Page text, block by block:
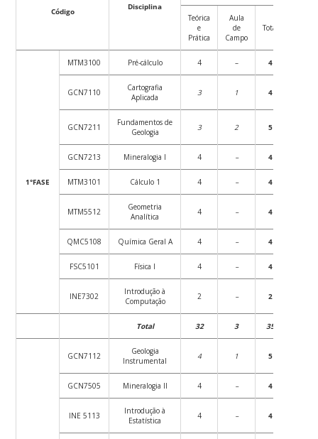
Código Disciplina
Teórica
e
Prática
Aula
de
Campo
Total
1°FASE
MTM3100 Pré-cálculo 4 – 4
GCN7110
Cartografia
Aplicada
3 1 4
GCN7211
Fundamentos de
Geologia
3 2 5
GCN7213 Mineralogia I 4 – 4
MTM3101 Cálculo 1 4 – 4
MTM5512
Geometria
Analítica
4 – 4
QMC5108 Química Geral A 4 – 4
FSC5101 Física I 4 – 4
INE7302
Introdução à
Computação
2 – 2
Total 32 3 35
GCN7112
Geologia
Instrumental
4 1 5
GCN7505 Mineralogia II 4 – 4
INE 5113
Introdução à
Estatística
4 – 4